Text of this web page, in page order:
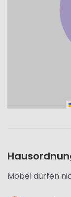
Möbel dürfen